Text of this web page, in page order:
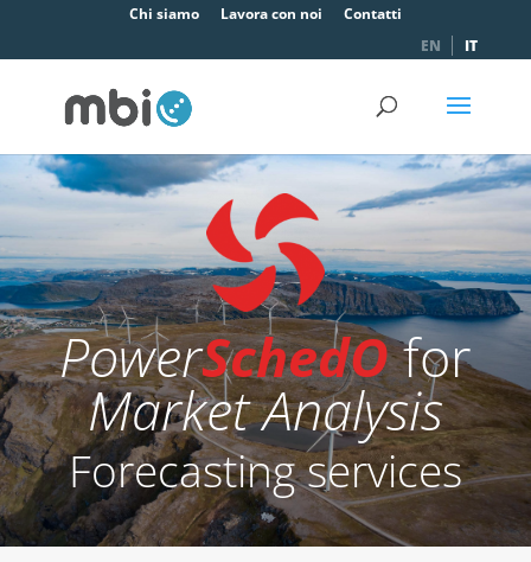
Chi siamo Lavora con noi
Contatti
EN
IT
PowerSchedOfor
Market Analysis
Forecasting services